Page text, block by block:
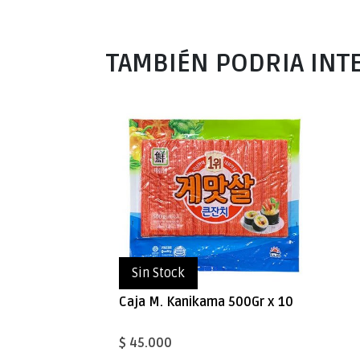
TAMBIÉN PODRIA
Sin Stock
Caja M. Kanikama 500Gr x 10
$ 45.000